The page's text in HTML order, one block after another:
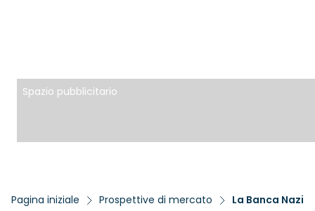
Spazio pubblicitario
Pagina iniziale Prospettive di mercato La Banca